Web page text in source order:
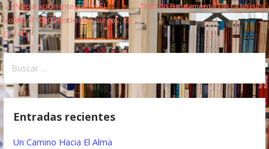
N
a
v
e
g
← PreparaciÓn Integral En El
Voleibol.1000 Ejercicios Y Juegos, La
(3 Vol.)
Tratado Fundamental De La Música
→
s
Entradas recientes
Un Camino Hacia El Alma